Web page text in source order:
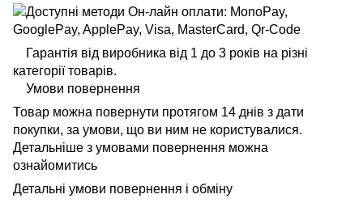
Гарантія від виробника від 1 до 3 років на різні
категорії товарів.
Умови повернення
Товар можна повернути протягом 14 днів з дати
покупки, за умови, що ви ним не користувалися.
Детальніше з умовами повернення можна
ознайомитись
Детальні умови повернення і обміну